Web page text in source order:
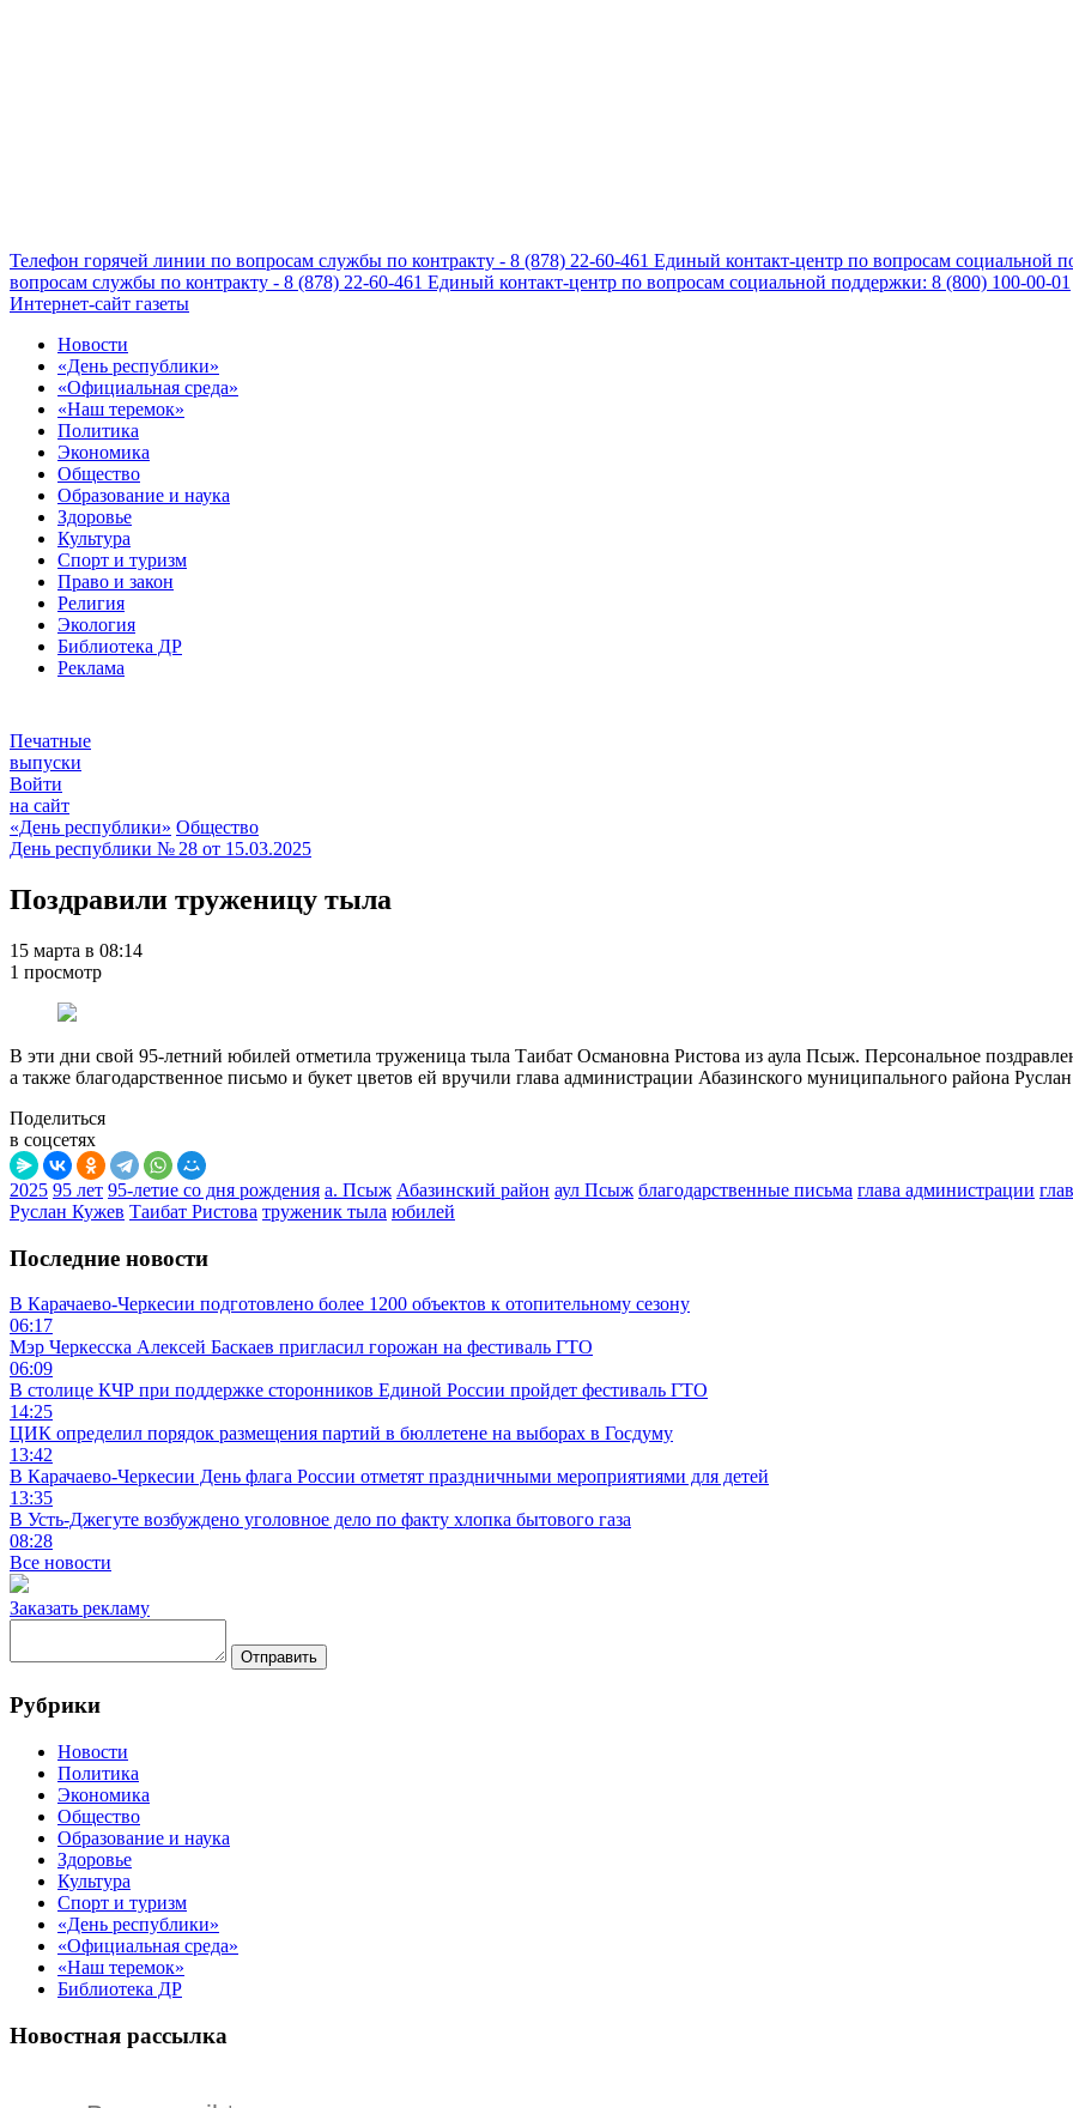
Телефон горячей линии по вопросам службы по контракту - 8 (878) 22-60-461 Единый контакт-центр по вопросам социальной
вопросам службы по контракту - 8 (878) 22-60-461 Единый контакт-центр по вопросам социальной поддержки: 8 (800) 100-00-01
Интернет-сайт газеты
Новости
«День республики»
«Официальная среда»
«Наш теремок»
Политика
Экономика
Общество
Образование и наука
Здоровье
Культура
Спорт и туризм
Право и закон
Религия
Экология
Библиотека ДР
Реклама
Печатные
выпуски
Войти
на сайт
«День республики» Общество
День республики № 28 от 15.03.2025
Поздравили труженицу тыла
15 марта в 08:14
1 просмотр
В эти дни свой 95-летний юбилей отметила труженица тыла Таибат Османовна Ристова из аула Псыж. Персональное
а также благодарственное письмо и букет цветов ей вручили глава администрации Абазинского муниципального района
Поделиться
в соцсетях
2025 95 лет 95-летие со дня рождения а. Псыж Абазинский район аул Псыж благодарственные письма глава администрации
Руслан Кужев Таибат Ристова труженик тыла юбилей
Последние новости
В Карачаево-Черкесии подготовлено более 1200 объектов к отопительному сезону
06:17
Мэр Черкесска Алексей Баскаев пригласил горожан на фестиваль ГТО
06:09
В столице КЧР при поддержке сторонников Единой России пройдет фестиваль ГТО
14:25
ЦИК определил порядок размещения партий в бюллетене на выборах в Госдуму
13:42
В Карачаево-Черкесии День флага России отметят праздничными мероприятиями для детей
13:35
В Усть-Джегуте возбуждено уголовное дело по факту хлопка бытового газа
08:28
Все новости
Заказать рекламу
Отправить
Рубрики
Новости
Политика
Экономика
Общество
Образование и наука
Здоровье
Культура
Спорт и туризм
«День республики»
«Официальная среда»
«Наш теремок»
Библиотека ДР
Новостная рассылка